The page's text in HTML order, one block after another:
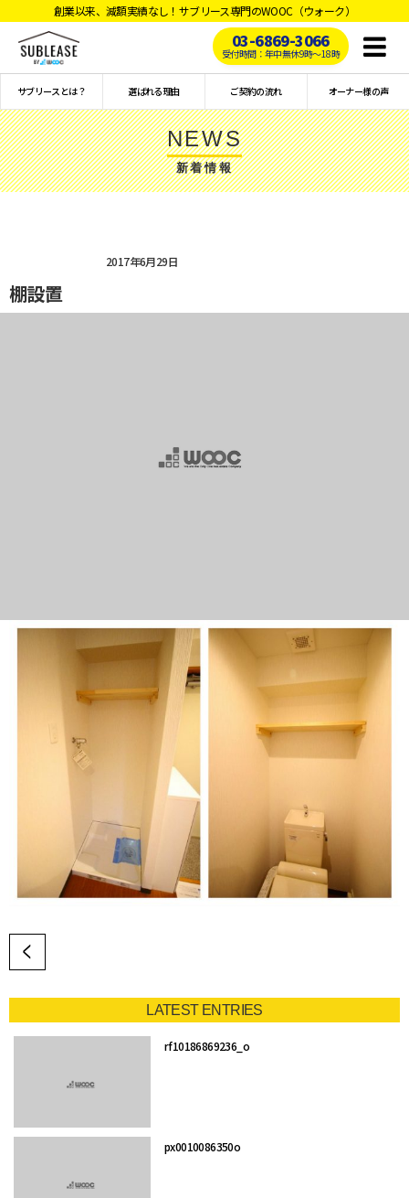
創業以来、減額実績なし！サブリース専門のWOOC（ウォーク）
03-6869-3066
受付時間：年中無休9時〜18時
サブリースとは？ 選ばれる理由 ご契約の流れ オーナー様の声
NEWS
新着情報
2017年6月29日
棚設置
LATEST ENTRIES
rf10186869236_o
px0010086350o